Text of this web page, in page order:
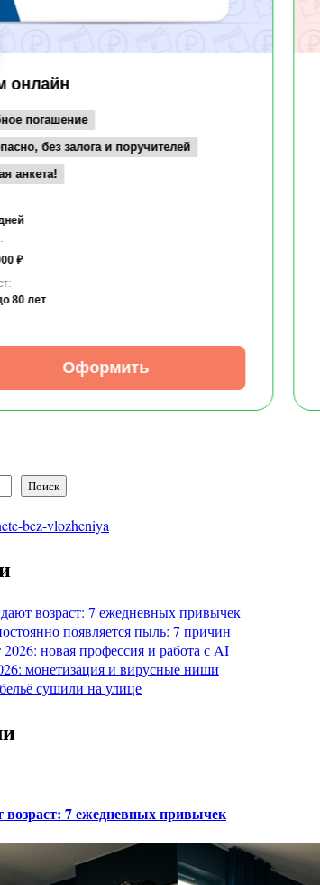
онлайн
погашение
без залога и поручителей
анкета!
₽
80 лет
Оформить
Поиск
возраст: 7 ежедневных привычек
появляется пыль: 7 причин
новая профессия и работа с AI
монетизация и вирусные ниши
сушили на улице
7 ежедневных привычек